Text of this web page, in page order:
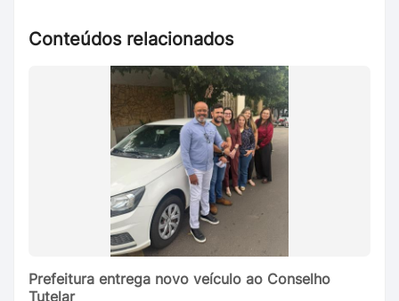
Conteúdos relacionados
Prefeitura entrega novo veículo ao Conselho
Tutelar